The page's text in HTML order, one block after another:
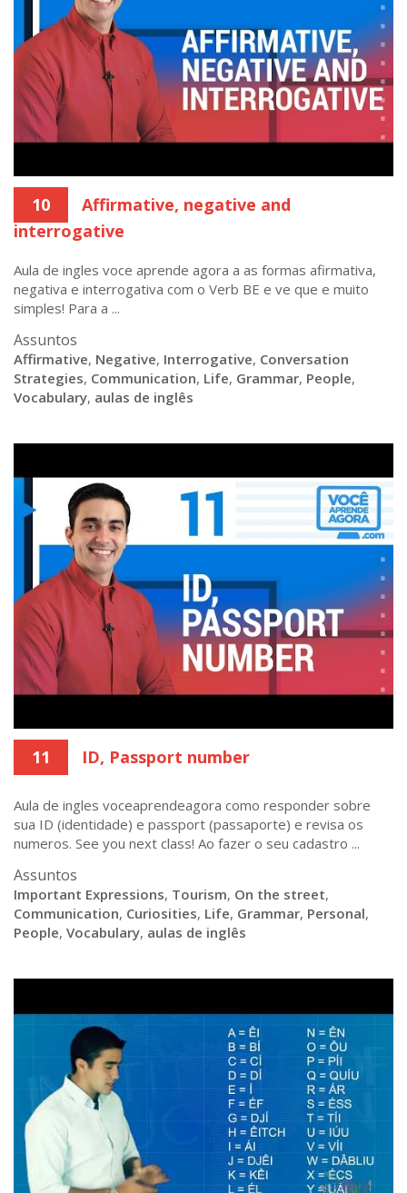
10
Affirmative, negative and
interrogative
Aula de ingles voce aprende agora a as formas afirmativa,
negativa e interrogativa com o Verb BE e ve que e muito
simples! Para a ...
Assuntos
Affirmative, Negative, Interrogative, Conversation
Strategies, Communication, Life, Grammar, People,
Vocabulary, aulas de inglês
11 ID, Passport number
Aula de ingles voceaprendeagora como responder sobre
sua ID (identidade) e passport (passaporte) e revisa os
numeros. See you next class! Ao fazer o seu cadastro ...
Assuntos
Important Expressions, Tourism, On the street,
Communication, Curiosities, Life, Grammar, Personal,
People, Vocabulary, aulas de inglês